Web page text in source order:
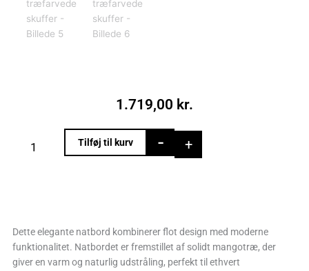
1.719,00 kr.
-
træfarvede
skuffer
antal
+
Tilføj til kurv
Dette elegante natbord kombinerer flot design med moderne
funktionalitet. Natbordet er fremstillet af solidt mangotræ, der
giver en varm og naturlig udstråling, perfekt til ethvert